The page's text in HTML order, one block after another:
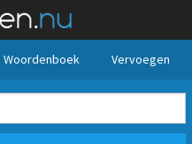
Woordenboek Vervoegen